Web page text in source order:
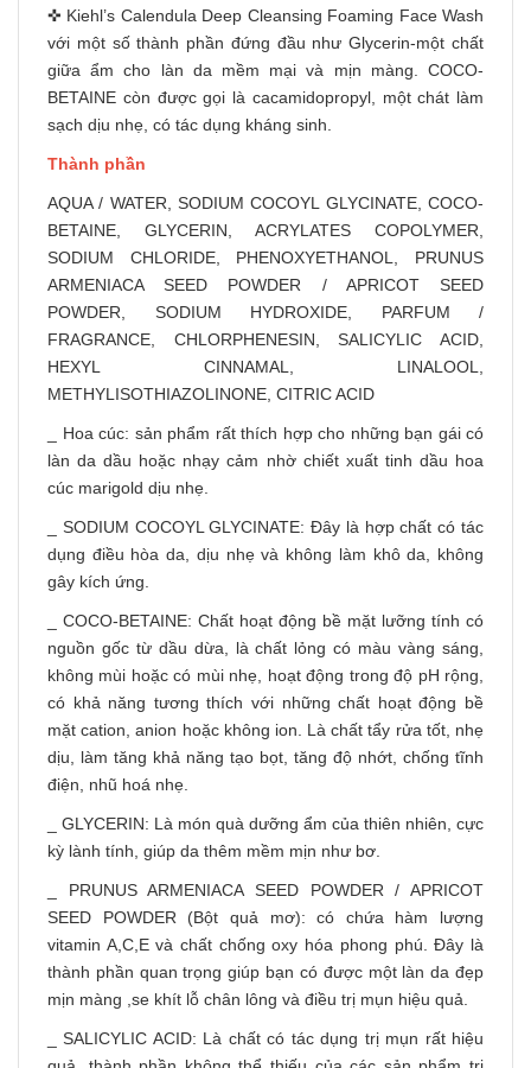
✜ Kiehl’s Calendula Deep Cleansing Foaming Face Wash
với một số thành phần đứng đầu như Glycerin-một chất
giữa ẩm cho làn da mềm mại và mịn màng. COCO-
BETAINE còn được gọi là cacamidopropyl, một chát làm
sạch dịu nhẹ, có tác dụng kháng sinh.
Thành phần
AQUA / WATER, SODIUM COCOYL GLYCINATE, COCO-
BETAINE, GLYCERIN, ACRYLATES COPOLYMER,
SODIUM CHLORIDE, PHENOXYETHANOL, PRUNUS
ARMENIACA SEED POWDER / APRICOT SEED
POWDER, SODIUM HYDROXIDE, PARFUM /
FRAGRANCE, CHLORPHENESIN, SALICYLIC ACID,
HEXYL CINNAMAL, LINALOOL,
METHYLISOTHIAZOLINONE, CITRIC ACID
_ Hoa cúc: sản phẩm rất thích hợp cho những bạn gái có
làn da dầu hoặc nhạy cảm nhờ chiết xuất tinh dầu hoa
cúc marigold dịu nhẹ.
_ SODIUM COCOYL GLYCINATE: Đây là hợp chất có tác
dụng điều hòa da, dịu nhẹ và không làm khô da, không
gây kích ứng.
_ COCO-BETAINE: Chất hoạt động bề mặt lưỡng tính có
nguồn gốc từ dầu dừa, là chất lỏng có màu vàng sáng,
không mùi hoặc có mùi nhẹ, hoạt động trong độ pH rộng,
có khả năng tương thích với những chất hoạt động bề
mặt cation, anion hoặc không ion. Là chất tẩy rửa tốt, nhẹ
dịu, làm tăng khả năng tạo bọt, tăng độ nhớt, chống tĩnh
điện, nhũ hoá nhẹ.
_ GLYCERIN: Là món quà dưỡng ẩm của thiên nhiên, cực
kỳ lành tính, giúp da thêm mềm mịn như bơ.
_ PRUNUS ARMENIACA SEED POWDER / APRICOT
SEED POWDER (Bột quả mơ): có chứa hàm lượng
vitamin A,C,E và chất chống oxy hóa phong phú. Đây là
thành phần quan trọng giúp bạn có được một làn da đẹp
mịn màng ,se khít lỗ chân lông và điều trị mụn hiệu quả.
_ SALICYLIC ACID: Là chất có tác dụng trị mụn rất hiệu